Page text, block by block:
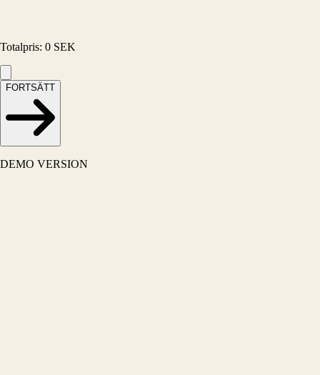
Totalpris: 0 SEK
FORTSÄTT
DEMO VERSION